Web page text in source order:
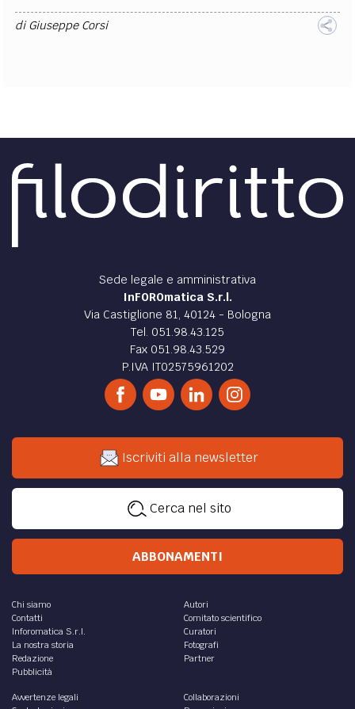
diGiuseppe Corsi
Sede legale e amministrativa
InFOROmatica S.r.l.
Via Castiglione 81, 40124 - Bologna
Tel. 051.98.43.125
Fax 051.98.43.529
P.IVA IT02575961202
Iscriviti alla newsletter
Cerca nel sito
ABBONAMENTI
Chi siamo
Contatti
Inforomatica S.r.l.
La nostra storia
Redazione
Pubblicità
Autori
Comitato scientifico
Curatori
Fotografi
Partner
Avvertenze legali
Collaborazioni